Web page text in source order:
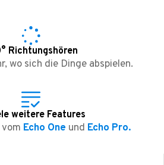
Richtungshören
wo sich die Dinge abspielen.
weitere Features
Echo One und Echo Pro.